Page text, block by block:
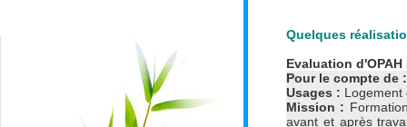
Quelques
Evaluation
Pour le compte de :
Usages : Logement
Mission :
avant et après